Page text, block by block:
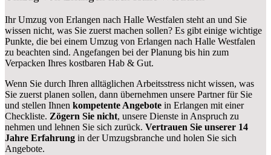
Ihr Umzug von Erlangen nach Halle Westfalen steht an und Sie
wissen nicht, was Sie zuerst machen sollen? Es gibt einige wichtige
Punkte, die bei einem Umzug von Erlangen nach Halle Westfalen
zu beachten sind. Angefangen bei der Planung bis hin zum
Verpacken Ihres kostbaren Hab & Gut.
Wenn Sie durch Ihren alltäglichen Arbeitsstress nicht wissen, was
Sie zuerst planen sollen, dann übernehmen unsere Partner für Sie
und stellen Ihnen kompetente Angebote in Erlangen mit einer
Checkliste. Zögern Sie nicht, unsere Dienste in Anspruch zu
nehmen und lehnen Sie sich zurück. Vertrauen Sie unserer 14
Jahre Erfahrung in der Umzugsbranche und holen Sie sich
Angebote.